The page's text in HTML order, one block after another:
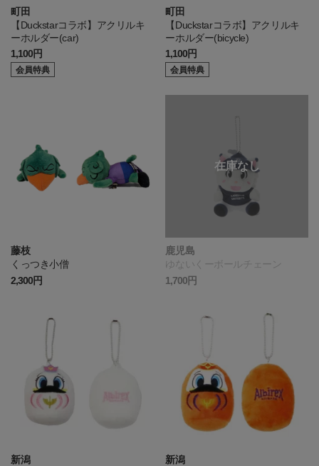
町田
【Duckstarコラボ】アクリルキ
ーホルダー(car)
1,100円
会員特典
町田
【Duckstarコラボ】アクリルキ
ーホルダー(bicycle)
1,100円
会員特典
藤枝
くっつき小僧
2,300円
鹿児島
ゆないくーボールチェーン
1,700円
新潟
新潟